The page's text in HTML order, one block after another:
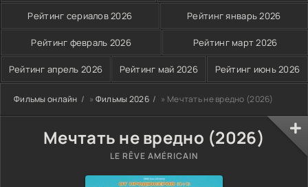
Рейтинг сериалов 2026 Рейтинг январь 2026
Рейтинг февраль 2026 Рейтинг март 2026
Рейтинг апрель 2026 Рейтинг май 2026 Рейтинг июнь 2026
Фильмы онлайн » Фильмы 2026 » Мечтать не вредно (2026)
Мечтать не вредно (2026)
LE RÊVE AMÉRICAIN